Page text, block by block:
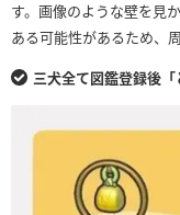
す。画像のような壁を見
ある可能性があるため、
三犬全て図鑑登録後